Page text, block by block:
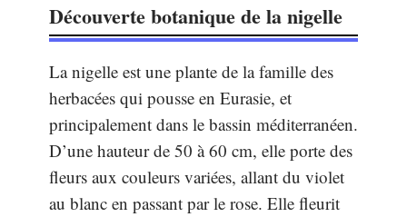
Découverte botanique de la nigelle
La nigelle est une plante de la famille des
herbacées qui pousse en Eurasie, et
principalement dans le bassin méditerranéen.
D’une hauteur de 50 à 60 cm, elle porte des
fleurs aux couleurs variées, allant du violet
au blanc en passant par le rose. Elle fleurit